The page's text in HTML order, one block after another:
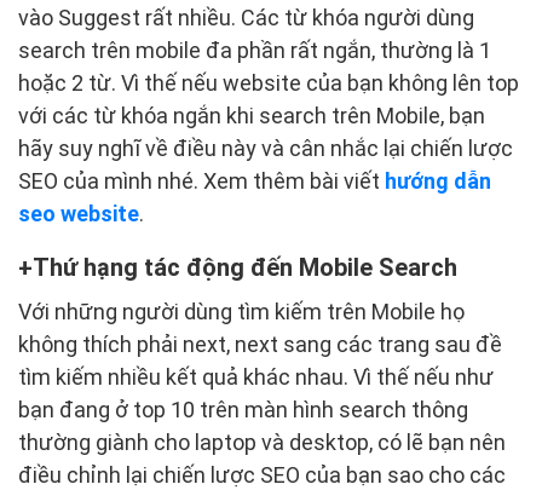
vào Suggest rất nhiều. Các từ khóa người dùng
search trên mobile đa phần rất ngắn, thường là 1
hoặc 2 từ. Vì thế nếu website của bạn không lên top
với các từ khóa ngắn khi search trên Mobile, bạn
hãy suy nghĩ về điều này và cân nhắc lại chiến lược
SEO của mình nhé. Xem thêm bài viết hướng dẫn
seo website.
Thứ hạng tác động đến Mobile Search
Với những người dùng tìm kiếm trên Mobile họ
không thích phải next, next sang các trang sau đề
tìm kiếm nhiều kết quả khác nhau. Vì thế nếu như
bạn đang ở top 10 trên màn hình search thông
thường giành cho laptop và desktop, có lẽ bạn nên
điều chỉnh lại chiến lược SEO của bạn sao cho các